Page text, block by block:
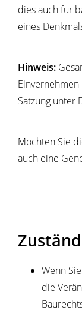
dies auch für
eines
Hinweis:
Satzung unter
Möchten Sie
auch eine
Wenn
die